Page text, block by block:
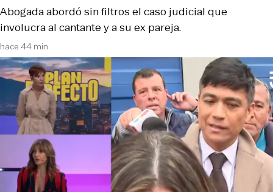
hace 44 min
Abogada abordó sin filtros el caso judicial que
involucra al cantante y a su ex pareja.